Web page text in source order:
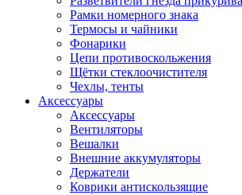
Рамки номерного знака
Термосы и чайники
Фонарики
Цепи противоскольжения
Щётки стеклоочистителя
Чехлы, тенты
Аксессуары
Аксессуары
Вентиляторы
Вешалки
Внешние аккумуляторы
Держатели
Коврики антискользящие